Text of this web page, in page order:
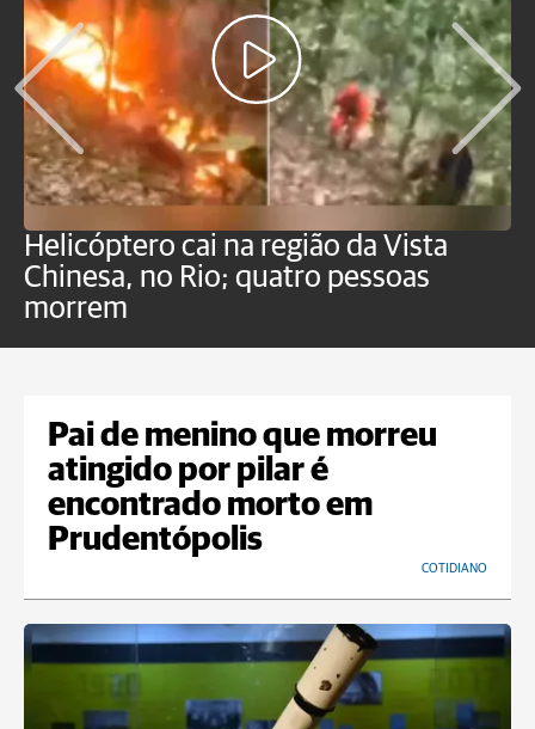
Helicóptero cai na região da Vista
Chinesa, no Rio; quatro pessoas
morrem
Pai de menino que morreu
atingido por pilar é
encontrado morto em
Prudentópolis
COTIDIANO